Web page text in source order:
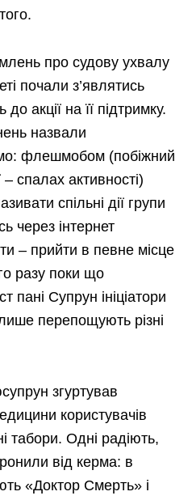
про судову ухвалу
почали з’являтись
акції на її підтримку.
назвали
флешмобом (побіжний
спалах активності)
спільні дії групи
через інтернет
– прийти в певне місце
разу поки що
пані Супрун ініціатори
перепощують різні
згуртував
користувачів
табори. Одні радіють,
від керма: в
«Доктор Смерть» і